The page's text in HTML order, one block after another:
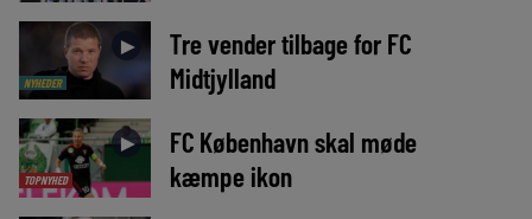
NYHEDER
►
Tre vender tilbage for FC
Midtjylland
TOPNYHED
►
FC København skal møde
kæmpe ikon